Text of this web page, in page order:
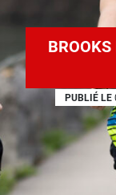
PUBLIÉ LE